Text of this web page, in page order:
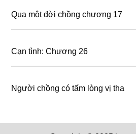
Qua một đời chồng chương 17
Cạn tình: Chương 26
Người chồng có tấm lòng vị tha